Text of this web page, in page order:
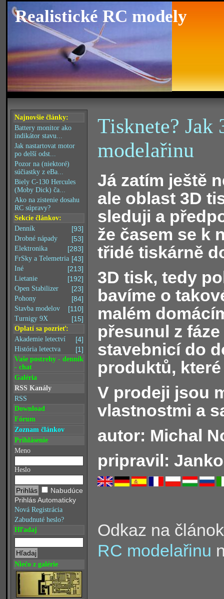
Realistické RC modely
Najnovšie články:
Battery monitor ako
indikátor stavu...
Jak nastartovat motor
po delší odst...
Pozor na (niektoré)
súčiastky z eBa...
Biely C-130 Hercules
(Moby Dick) ča...
Ako na zistenie dosahu
RC súpravy?
Sekcie článkov:
[93]
Denník
[53]
Drobné nápady
[283]
Elektronika
[43]
FrSky a Telemetria
[213]
Iné
[192]
Lietanie
[23]
Open Stabilizer
[84]
Pohony
[110]
Stavba modelov
[15]
Turnigy 9X
Oplatí sa pozrieť:
[4]
Akademie letectví
[1]
História letectva
Vaše postrehy - denník
- chat
Galéria
RSS Kanály
RSS
Download
Fórum
Zoznam článkov
Prihlásenie
Meno
Heslo
Nabudúce
Prihlás Automaticky
Nová Registrácia
Zabudnuté heslo?
Hľadaj
Niečo z galérie
Tisknete?
modelařinu
Já zatím ještě
ale oblast 3D
sleduji a
že časem se k
třidé tiskárně
3D tisk, tedy
bavíme o
malém
přesunul z
stavebnicí do
produktů,
V prodeji jsou
vlastnostmi a
autor: Michal
pripravil:
Odkaz na
RC modelařinu